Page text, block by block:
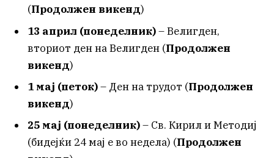
(Продолжен викенд)
13 април (понеделник)– Велигден,
вториот ден на Велигден (Продолжен
викенд)
1 мај (петок)– Ден на трудот (Продолжен
викенд)
25 мај (понеделник)– Св. Кирил и Методиј
(бидејќи 24 мај е во недела) (Продолжен